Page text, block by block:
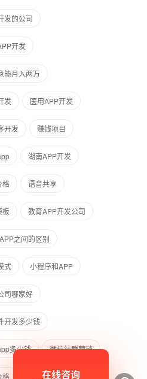
发的公司
开发
能月入两万
发 医用APP开发
开发 赚钱项目
湖南APP开发
格 语音共享
板 教育APP开发公司
之间的区别
式 小程序和APP
司哪家好
开发多少钱
多少钱 微信社群营销
格 移动应用开发
在线咨询